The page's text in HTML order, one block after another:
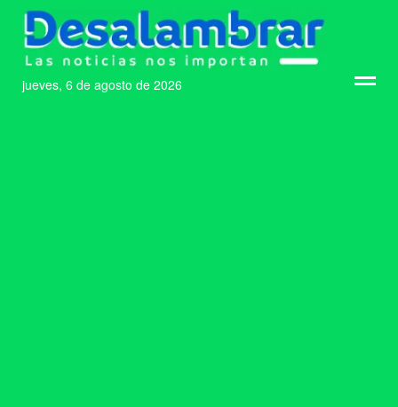
jueves, 6 de agosto de 2026